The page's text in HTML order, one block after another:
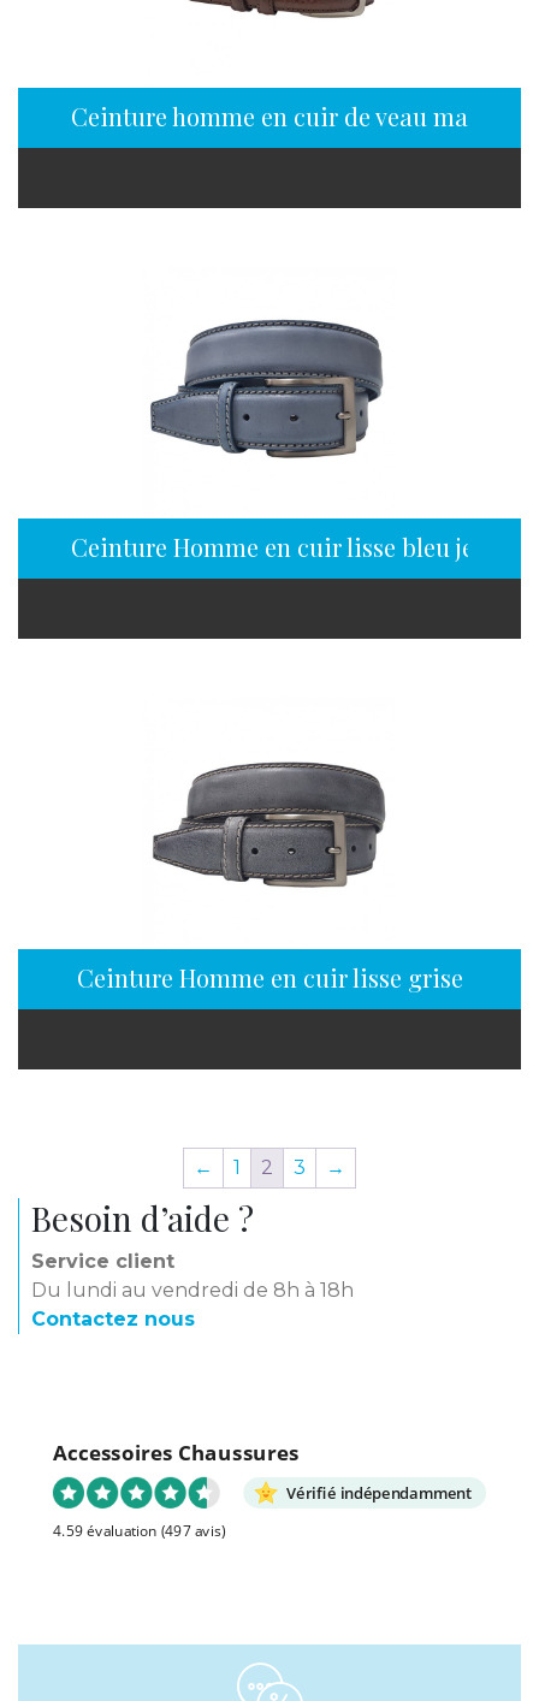
Besoin d’aide ?
Service client
Du lundi au vendredi de 8h à 18h
Contactez nous
Accessoires Chaussures
Vérifié indépendamment
4.59 évaluation (497 avis)
Ceinture homme en cuir de veau mat
Ceinture Homme en cuir lisse bleu jean
Ceinture Homme en cuir lisse grise
← 1 2 3 →